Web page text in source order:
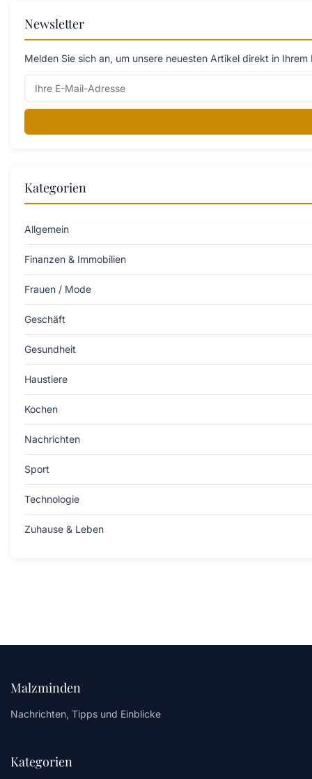
Newsletter
Melden Sie sich an, um unsere neuesten Artikel direkt in
Kategorien
Allgemein
Finanzen & Immobilien
Frauen / Mode
Geschäft
Gesundheit
Haustiere
Kochen
Nachrichten
Sport
Technologie
Zuhause & Leben
Malzminden
Nachrichten, Tipps und Einblicke
Kategorien